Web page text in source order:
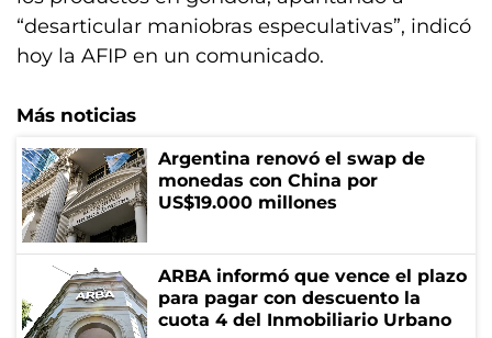
“desarticular maniobras especulativas”, indicó
hoy la AFIP en un comunicado.
Más noticias
Argentina renovó el swap de
monedas con China por
US$19.000 millones
ARBA informó que vence el plazo
para pagar con descuento la
cuota 4 del Inmobiliario Urbano